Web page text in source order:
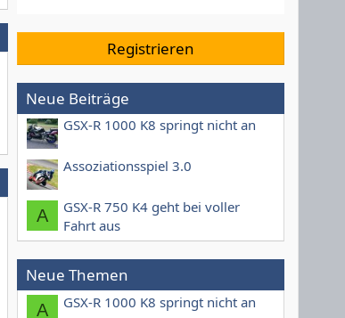
Registrieren
Neue Beiträge
GSX-R 1000 K8 springt nicht an
Assoziationsspiel 3.0
A
GSX-R 750 K4 geht bei voller
Fahrt aus
Neue Themen
A GSX-R 1000 K8 springt nicht an